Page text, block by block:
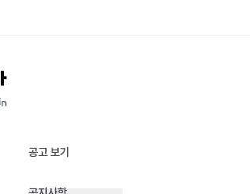
공고 보기